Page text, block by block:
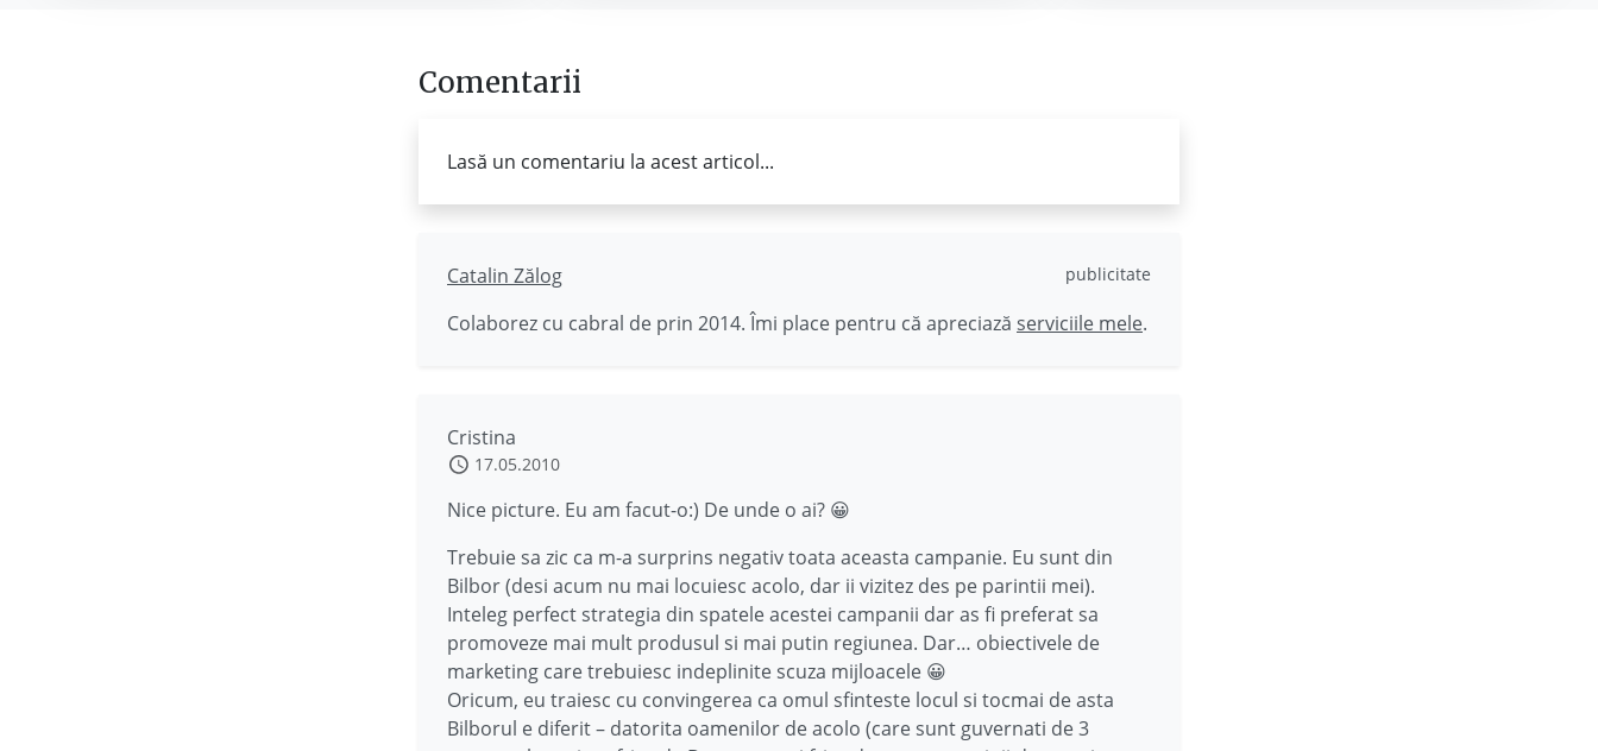
Comentarii
Lasă un comentariu la acest articol...
Catalin Zălog publicitate
Colaborez cu cabral de prin 2014. Îmi place pentru că apreciază serviciile mele.
Cristina
17.05.2010
Nice picture. Eu am facut-o:) De unde o ai? 😀
Trebuie sa zic ca m-a surprins negativ toata aceasta campanie. Eu sunt din
Bilbor (desi acum nu mai locuiesc acolo, dar ii vizitez des pe parintii mei).
Inteleg perfect strategia din spatele acestei campanii dar as fi preferat sa
promoveze mai mult produsul si mai putin regiunea. Dar… obiectivele de
marketing care trebuiesc indeplinite scuza mijloacele 😀
Oricum, eu traiesc cu convingerea ca omul sfinteste locul si tocmai de asta
Bilborul e diferit – datorita oamenilor de acolo (care sunt guvernati de 3